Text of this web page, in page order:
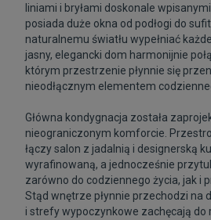
liniami i bryłami doskonale
posiada duże okna od podłogi do
naturalnemu światłu wypełniać
jasny, elegancki dom harmonijnie
którym przestrzenie płynnie się
nieodłącznym elementem
Główna kondygnacja została
nieograniczonym komforcie.
łączy salon z jadalnią i designerską
wyrafinowaną, a jednocześnie
zarówno do codziennego życia, jak i
Stąd wnętrze płynnie przechodzi na
i strefy wypoczynkowe zachęcają do